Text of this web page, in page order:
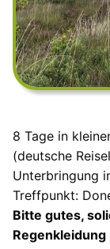
8 Tage in
(deutsche
Unterbringung
Treffpunkt:
Bitte gutes,